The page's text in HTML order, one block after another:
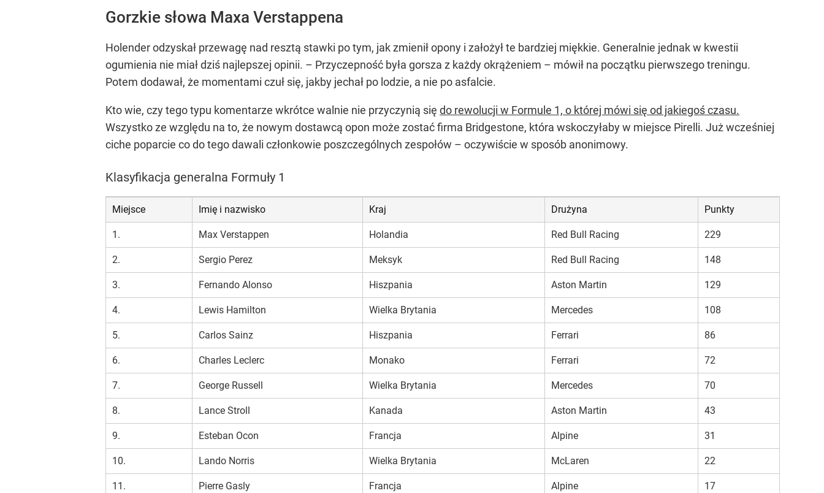
Gorzkie słowa Maxa Verstappena
Holender odzyskał przewagę nad resztą stawki po tym, jak zmienił opony i założył te bardziej miękkie. Generalnie jednak w kwestii
ogumienia nie miał dziś najlepszej opinii. – Przyczepność była gorsza z każdy okrążeniem – mówił na początku pierwszego treningu.
Potem dodawał, że momentami czuł się, jakby jechał po lodzie, a nie po asfalcie.
Kto wie, czy tego typu komentarze wkrótce walnie nie przyczynią się do rewolucji w Formule 1, o której mówi się od jakiegoś czasu.
Wszystko ze względu na to, że nowym dostawcą opon może zostać firma Bridgestone, która wskoczyłaby w miejsce Pirelli. Już wcześniej
ciche poparcie co do tego dawali członkowie poszczególnych zespołów – oczywiście w sposób anonimowy.
Klasyfikacja generalna Formuły 1
Miejsce Imię i nazwisko Kraj Drużyna Punkty
1. Max Verstappen Holandia Red Bull Racing 229
2. Sergio Perez Meksyk Red Bull Racing 148
3. Fernando Alonso Hiszpania Aston Martin 129
4. Lewis Hamilton Wielka Brytania Mercedes 108
5. Carlos Sainz Hiszpania Ferrari 86
6. Charles Leclerc Monako Ferrari 72
7. George Russell Wielka Brytania Mercedes 70
8. Lance Stroll Kanada Aston Martin 43
9. Esteban Ocon Francja Alpine 31
10. Lando Norris Wielka Brytania McLaren 22
11. Pierre Gasly Francja Alpine 17